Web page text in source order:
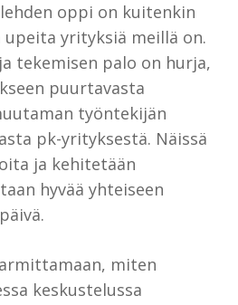
oppi on kuitenkin
yrityksiä meillä on.
tekemisen palo on hurja,
puurtavasta
työntekijän
pk-yrityksestä. Näissä
ja kehitetään
hyvää yhteiseen
miten
keskustelussa